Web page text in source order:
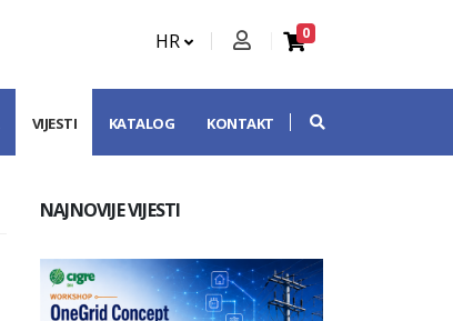
HR 0
VIJESTI KATALOG KONTAKT
NAJNOVIJE VIJESTI